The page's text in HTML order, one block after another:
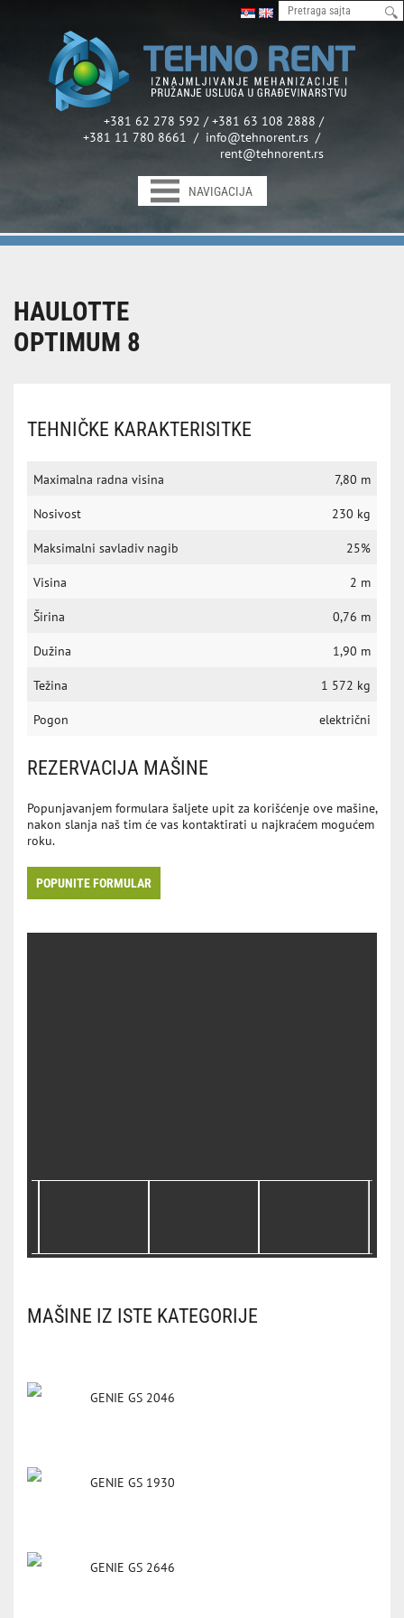
+381 62 278 592 / +381 63 108 2888 /
+381 11 780 8661 / info@tehnorent.rs /
rent@tehnorent.rs
NAVIGACIJA
HAULOTTE
OPTIMUM 8
TEHNIČKE KARAKTERISITKE
Maximalna radna visina 7,80 m
Nosivost 230 kg
Maksimalni savladiv nagib 25%
Visina 2 m
Širina 0,76 m
Dužina 1,90 m
Težina 1 572 kg
Pogon električni
REZERVACIJA MAŠINE
Popunjavanjem formulara šaljete upit za korišćenje ove mašine,
nakon slanja naš tim će vas kontaktirati u najkraćem mogućem
roku.
POPUNITE FORMULAR
MAŠINE IZ ISTE KATEGORIJE
GENIE GS 2046
GENIE GS 1930
GENIE GS 2646